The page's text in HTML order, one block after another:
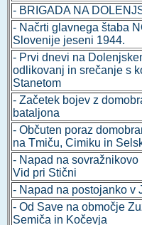
- BRIGADA NA
- Načrti glavnega štaba
Slovenije jeseni 1944.
- Prvi dnevi na
odlikovanj in srečanje s
Stanetom
- Začetek bojev z
bataljona
- Občuten poraz
na Tmiču, Cimiku in
- Napad na sovražnikovo
Vid pri Stični
- Napad na postojanko v
- Od Save na območje
Semiča in Kočevja